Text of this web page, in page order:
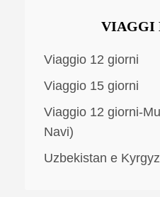
VIAGGI
Viaggio 12 giorni
Viaggio 15 giorni
Viaggio 12 giorni-
Navi)
Uzbekistan e